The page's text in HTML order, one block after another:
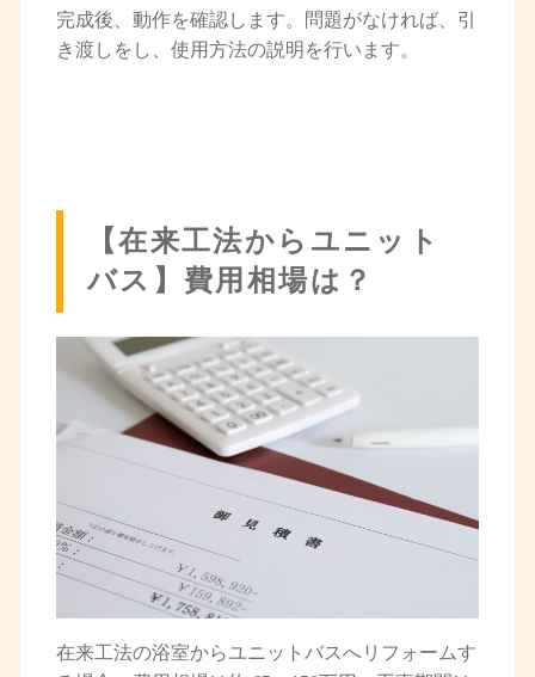
完成後、動作を確認します。問題がなければ、引
き渡しをし、使用方法の説明を行います。
【在来工法からユニット
バス】費用相場は？
在来工法の浴室からユニットバスへリフォームす